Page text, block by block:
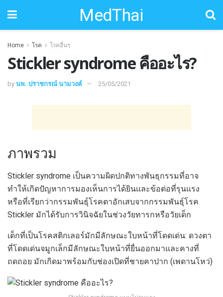
MedThai
Home โรค โรคอื่นๆ
Stickler syndrome คืออะไร?
by นพ. ปราชกรณ์ นามวงค์ 25/05/2021
ภาพรวม
Stickler syndrome เป็นความผิดปกติทางพันธุกรรมที่อาจ
ทำให้เกิดปัญหาการมองเห็นการได้ยินและข้อต่อที่รุนแรง
หรือที่เรียกว่ากรรมพันธุ์โรคตาอักเสบจากกรรมพันธุ์โรค
Stickler มักได้รับการวินิจฉัยในช่วงวัยทารกหรือวัยเด็ก
เด็กที่เป็นโรคสติกเลอร์มักมีลักษณะใบหน้าที่โดดเด่น: ดวงตา
ที่โดดเด่นจมูกเล็กมีลักษณะใบหน้าที่ยื่นออกมาและคางที่
ถดถอย มักเกิดมาพร้อมกับช่องเปิดที่ชายคาปาก (เพดานโหว่)